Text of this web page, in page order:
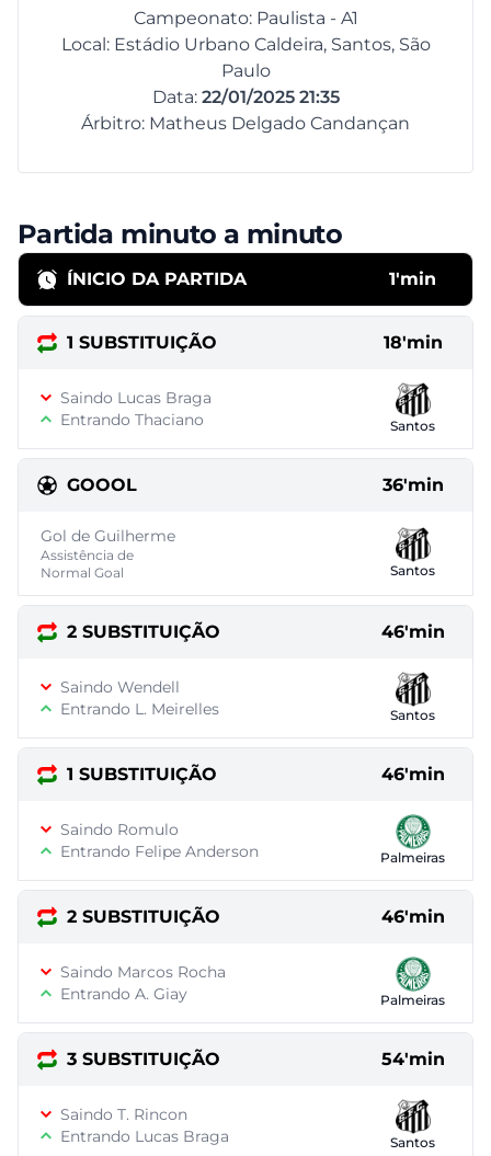
Campeonato: Paulista - A1
Local: Estádio Urbano Caldeira, Santos, São
Paulo
Data: 22/01/2025 21:35
Árbitro: Matheus Delgado Candançan
Partida minuto a minuto
ÍNICIO DA PARTIDA 1'min
1 SUBSTITUIÇÃO 18'min
Saindo Lucas Braga
Entrando Thaciano
Santos
GOOOL 36'min
Gol de Guilherme
Assistência de
Normal Goal
Santos
2 SUBSTITUIÇÃO 46'min
Saindo Wendell
Entrando L. Meirelles
Santos
1 SUBSTITUIÇÃO 46'min
Saindo Romulo
Entrando Felipe Anderson
Palmeiras
2 SUBSTITUIÇÃO 46'min
Saindo Marcos Rocha
Entrando A. Giay
Palmeiras
3 SUBSTITUIÇÃO 54'min
Saindo T. Rincon
Entrando Lucas Braga
Santos